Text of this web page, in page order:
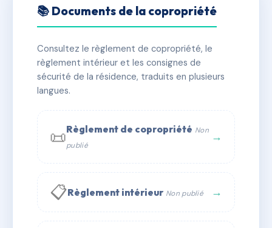
LE PALM BEACH
✓ Immatriculée 🏠 24 lots 🏗 1 bâtiment(s)
📞 Contacter Syndic Digital
📚 Documents de la copropriété
Consultez le règlement de copropriété, le
règlement intérieur et les consignes de
sécurité de la résidence, traduits en plusieurs
langues.
📜Règlement de copropriété Non
publié
→
📋Règlement intérieur Non publié →